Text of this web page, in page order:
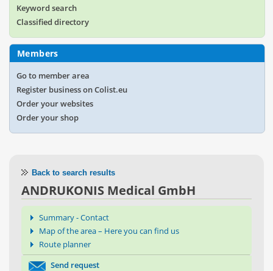
Web Shops
Keyword search
Classified directory
Members
Go to member area
Register business on Colist.eu
Order your websites
Order your shop
Back to search results
ANDRUKONIS Medical GmbH
Summary - Contact
Map of the area – Here you can find us
Route planner
Send request